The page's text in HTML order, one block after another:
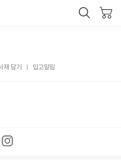
재 담기 입고알림